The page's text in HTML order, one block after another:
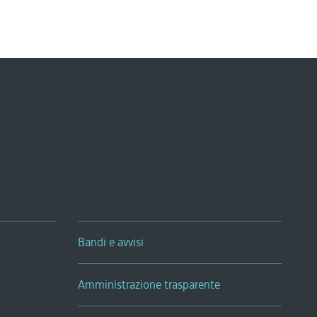
Bandi e avvisi
Amministrazione trasparente